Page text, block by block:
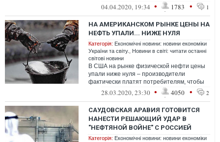
недополучит более $1 млрд.
04.04.2020, 19:34 • 1783 • 1
НА АМЕРИКАНСКОМ РЫНКЕ ЦЕНЫ НА
НЕФТЬ УПАЛИ... НИЖЕ НУЛЯ
Категорія: Економічні новини: новини економіки
України та світу.
Новини в світі: читати останні
світові новини
В США на рынке физической нефти цены
упали ниже нуля – производители
фактически платят потребителям, чтобы
они забрали черное золото.
28.03.2020, 23:30 • 4050 • 2
САУДОВСКАЯ АРАВИЯ ГОТОВИТСЯ
НАНЕСТИ РЕШАЮЩИЙ УДАР В
"НЕФТЯНОЙ ВОЙНЕ" С РОССИЕЙ
Категорія: Економічні новини: новини економіки